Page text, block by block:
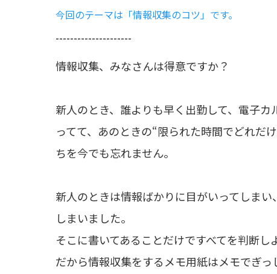
今回のテーマは「情報収集のコツ」です。
---------------------
情報収集、みなさんは得意ですか？
新人のとき、誰よりも早く出勤して、電子
ってて、あのときの“限られた時間でどれだ
ちを今でも忘れません。
新人のときは情報ばかりに目がいってしま
しまいました。
そこに書いてあることだけですべてを判断し
だから情報収集をするメモ用紙はメモでぎっ